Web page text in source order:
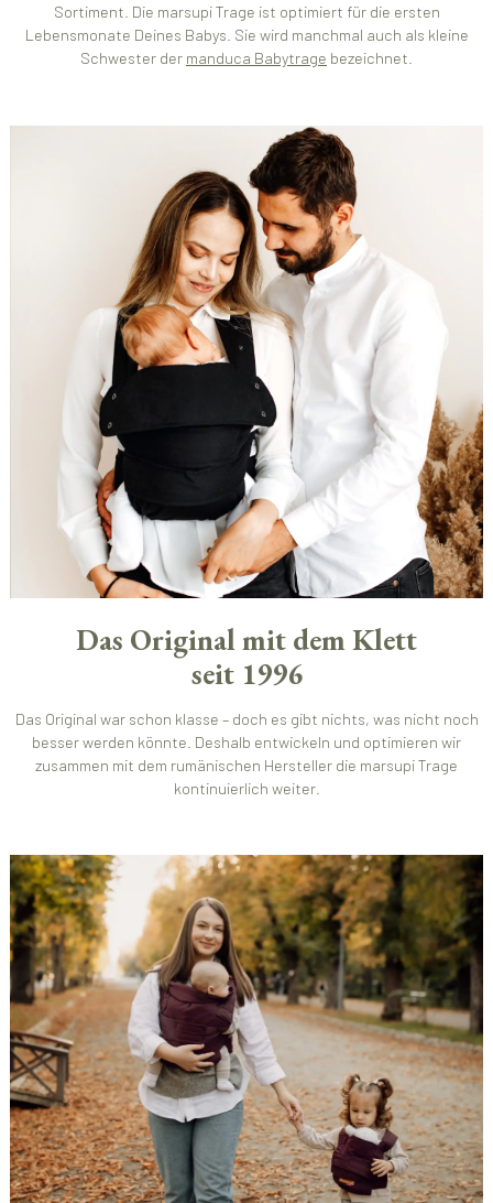
Sortiment. Die marsupi Trage ist optimiert für die ersten
Lebensmonate Deines Babys. Sie wird manchmal auch als kleine
Schwester der manduca Babytrage bezeichnet.
Das Original mit dem Klett
seit 1996
Das Original war schon klasse – doch es gibt nichts, was nicht noch
besser werden könnte. Deshalb entwickeln und optimieren wir
zusammen mit dem rumänischen Hersteller die marsupi Trage
kontinuierlich weiter.